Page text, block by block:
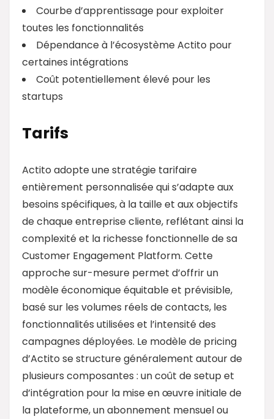
Courbe d’apprentissage pour exploiter
toutes les fonctionnalités
Dépendance à l’écosystème Actito pour
certaines intégrations
Coût potentiellement élevé pour les
startups
Tarifs
Actito adopte une stratégie tarifaire
entièrement personnalisée qui s’adapte aux
besoins spécifiques, à la taille et aux objectifs
de chaque entreprise cliente, reflétant ainsi la
complexité et la richesse fonctionnelle de sa
Customer Engagement Platform. Cette
approche sur-mesure permet d’offrir un
modèle économique équitable et prévisible,
basé sur les volumes réels de contacts, les
fonctionnalités utilisées et l’intensité des
campagnes déployées. Le modèle de pricing
d’Actito se structure généralement autour de
plusieurs composantes : un coût de setup et
d’intégration pour la mise en œuvre initiale de
la plateforme, un abonnement mensuel ou